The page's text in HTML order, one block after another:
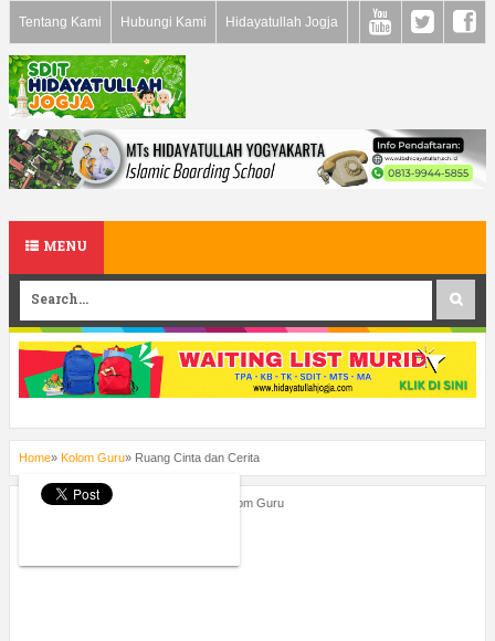
Tentang Kami Hubungi Kami Hidayatullah Jogja
MENU
Home» Kolom Guru» Ruang Cinta dan Cerita
Thursday, December 4, 2025 Kolom Guru